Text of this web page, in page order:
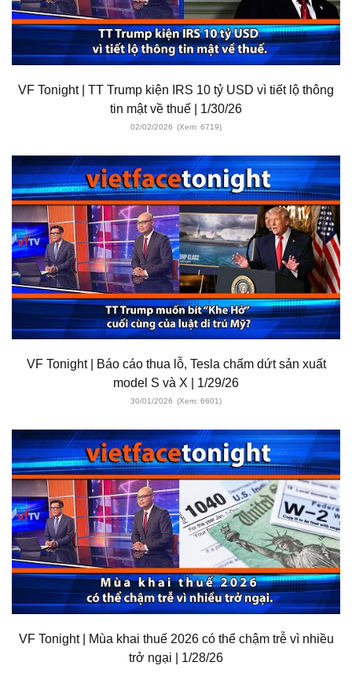
VF Tonight | TT Trump kiện IRS 10 tỷ USD vì tiết lộ thông
tin mật về thuế | 1/30/26
02/02/2026 (Xem: 6719)
VF Tonight | Báo cáo thua lỗ, Tesla chấm dứt sản xuất
model S và X | 1/29/26
30/01/2026 (Xem: 6601)
VF Tonight | Mùa khai thuế 2026 có thể chậm trễ vì nhiều
trở ngại | 1/28/26